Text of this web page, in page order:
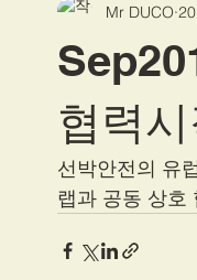
랩키드x듀코젠
랩스터x듀코젠협력
Mr DUCO
선박안전의 유
랩과 공동 상호